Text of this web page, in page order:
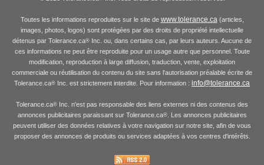
Toutes les informations reproduites sur le site de www.tolerance.ca(articles,
images, photos, logos) sont protégées par des droits de propriété intellectuelle
détenus par Tolerance.ca® Inc. ou, dans certains cas, par leurs auteurs. Aucune de
ces informations ne peut être reproduite pour un usage autre que personnel. Toute
modification, reproduction à large diffusion, traduction, vente, exploitation
commerciale ou réutilisation du contenu du site sans l'autorisation préalable écrite de
Tolerance.ca® Inc. est strictement interdite. Pour information : info@tolerance.ca
Tolerance.ca® Inc. n'est pas responsable des liens externes ni des contenus des
annonces publicitaires paraissant sur Tolerance.ca®. Les annonces publicitaires
peuvent utiliser des données relatives à votre navigation sur notre site, afin de vous
proposer des annonces de produits ou services adaptées à vos centres d'intérêts.